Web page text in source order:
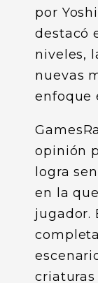
por
destacó
niveles,
nuevas
enfoque
opinión
logra
en la
jugador.